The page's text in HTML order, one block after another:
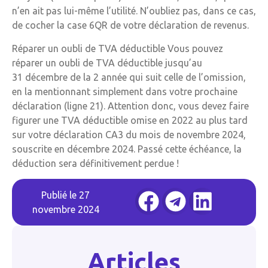
n’en ait pas lui-même l’utilité. N’oubliez pas, dans ce cas,
de cocher la case 6QR de votre déclaration de revenus.
Réparer un oubli de TVA déductible Vous pouvez
réparer un oubli de TVA déductible jusqu’au
31 décembre de la 2 année qui suit celle de l’omission,
en la mentionnant simplement dans votre prochaine
déclaration (ligne 21). Attention donc, vous devez faire
figurer une TVA déductible omise en 2022 au plus tard
sur votre déclaration CA3 du mois de novembre 2024,
souscrite en décembre 2024. Passé cette échéance, la
déduction sera définitivement perdue !
Publié le 27
novembre 2024
Articles